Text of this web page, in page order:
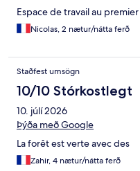
Espace de travail au
Nicolas, 2 nætur/nátta ferð
Staðfest umsögn
10/10 Stórkostlegt
10. júlí 2026
Þýða með Google
La forêt est verte avec des
Zahir, 4 nætur/nátta ferð